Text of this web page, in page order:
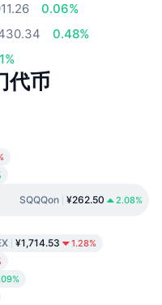
0.06%
0.48%
代币
SQQQon ¥262.50 2.08%
¥1,714.53 1.28%